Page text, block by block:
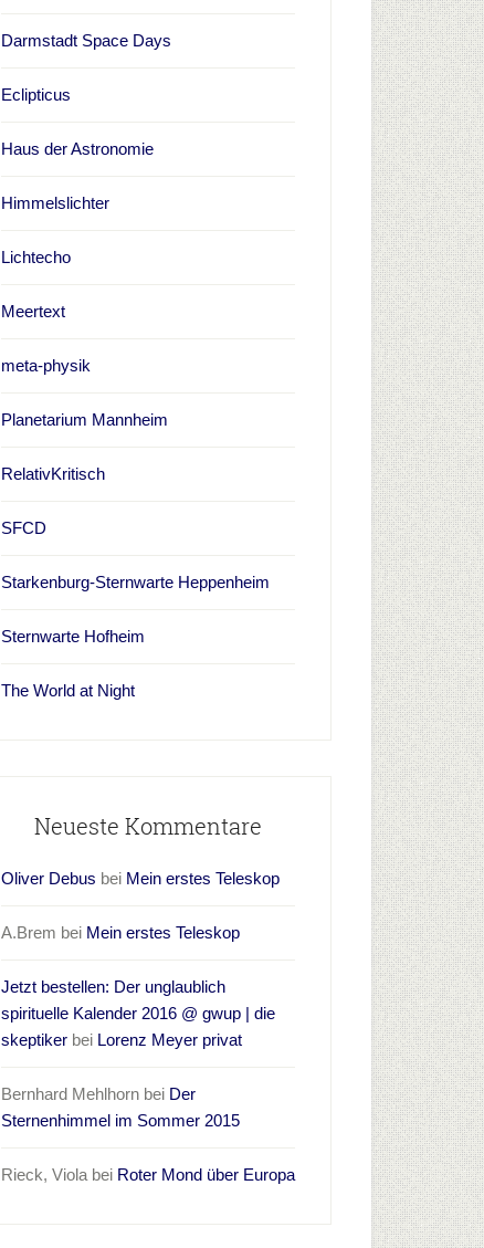
Darmstadt Space Days
Eclipticus
Haus der Astronomie
Himmelslichter
Lichtecho
Meertext
meta-physik
Planetarium Mannheim
RelativKritisch
SFCD
Starkenburg-Sternwarte Heppenheim
Sternwarte Hofheim
The World at Night
Neueste Kommentare
Oliver Debus bei Mein erstes Teleskop
A.Brem bei Mein erstes Teleskop
Jetzt bestellen: Der unglaublich
spirituelle Kalender 2016 @ gwup | die
skeptiker bei Lorenz Meyer privat
Bernhard Mehlhorn bei Der
Sternenhimmel im Sommer 2015
Rieck, Viola bei Roter Mond über Europa